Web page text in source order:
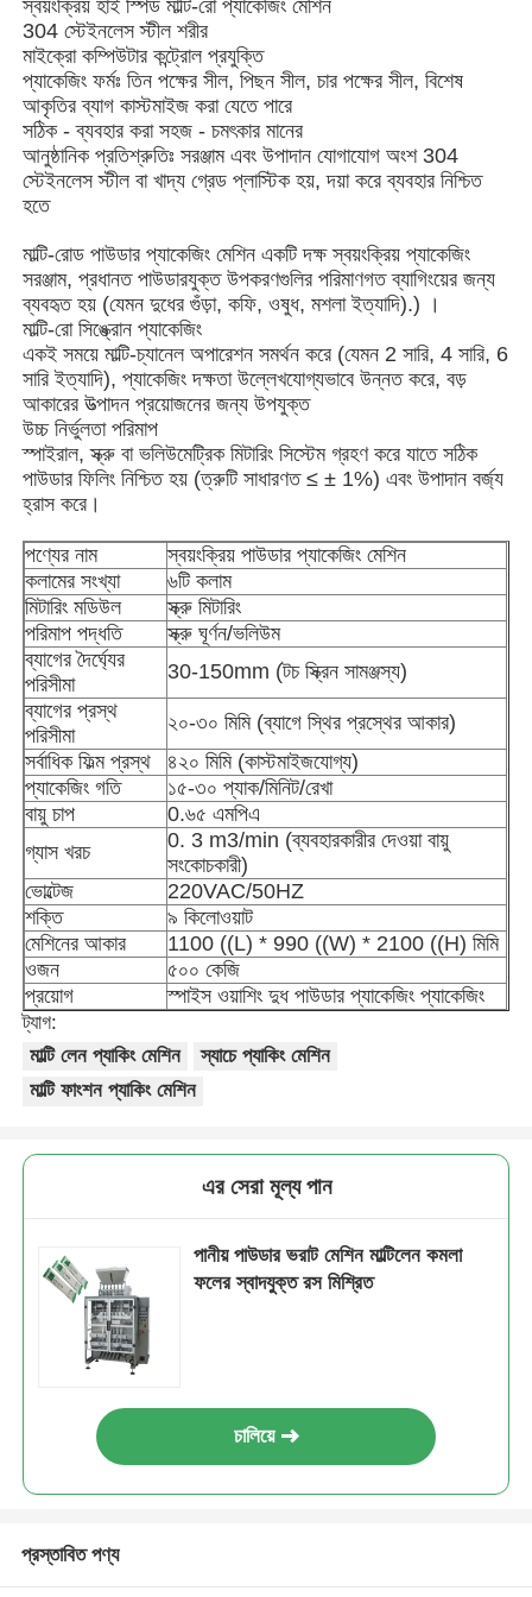
বাড়ি
পণ্য
আমাদের সম্বন্ধে
কারখানা পরিদর্শন
মান নিয়ন্ত্রণ
আমাদের সাথে যোগাযোগ করুন
খবর
মামলা
রোটারি প্যাকিং মেশিন
কার্ড গণনা যন্ত্র
প্যাকিং মেশিন
কার্টনিং মেশিন
স্বয়ংক্রিয় হাই স্পিড মাল্টি-রো প্যাকেজিং মেশিন
304 স্টেইনলেস স্টীল শরীর
মাইক্রো কম্পিউটার কন্ট্রোল প্রযুক্তি
প্যাকেজিং ফর্মঃ তিন পক্ষের সীল, পিছন সীল, চার পক্ষের সীল, বিশেষ
আকৃতির ব্যাগ কাস্টমাইজ করা যেতে পারে
সঠিক - ব্যবহার করা সহজ - চমৎকার মানের
আনুষ্ঠানিক প্রতিশ্রুতিঃ সরঞ্জাম এবং উপাদান যোগাযোগ অংশ 304
স্টেইনলেস স্টীল বা খাদ্য গ্রেড প্লাস্টিক হয়, দয়া করে ব্যবহার নিশ্চিত
হতে
মাল্টি-রোড পাউডার প্যাকেজিং মেশিন একটি দক্ষ স্বয়ংক্রিয় প্যাকেজিং
সরঞ্জাম, প্রধানত পাউডারযুক্ত উপকরণগুলির পরিমাণগত ব্যাগিংয়ের জন্য
ব্যবহৃত হয় (যেমন দুধের গুঁড়া, কফি, ওষুধ, মশলা ইত্যাদি).) ।
মাল্টি-রো সিঙ্ক্রোন প্যাকেজিং
একই সময়ে মাল্টি-চ্যানেল অপারেশন সমর্থন করে (যেমন 2 সারি, 4 সারি, 6
সারি ইত্যাদি), প্যাকেজিং দক্ষতা উল্লেখযোগ্যভাবে উন্নত করে, বড়
আকারের উত্পাদন প্রয়োজনের জন্য উপযুক্ত
উচ্চ নির্ভুলতা পরিমাপ
স্পাইরাল, স্ক্রু বা ভলিউমেট্রিক মিটারিং সিস্টেম গ্রহণ করে যাতে সঠিক
পাউডার ফিলিং নিশ্চিত হয় (ত্রুটি সাধারণত ≤ ± 1%) এবং উপাদান বর্জ্য
হ্রাস করে।
পণ্যের নাম
স্বয়ংক্রিয় পাউডার প্যাকেজিং মেশিন
কলামের সংখ্যা
৬টি কলাম
মিটারিং মডিউল
স্ক্রু মিটারিং
পরিমাপ পদ্ধতি
স্ক্রু ঘূর্ণন/ভলিউম
ব্যাগের দৈর্ঘ্যের
পরিসীমা
30-150mm (টচ স্ক্রিন সামঞ্জস্য)
ব্যাগের প্রস্থ
পরিসীমা
২০-৩০ মিমি (ব্যাগে স্থির প্রস্থের আকার)
সর্বাধিক ফিল্ম প্রস্থ
৪২০ মিমি (কাস্টমাইজযোগ্য)
প্যাকেজিং গতি
১৫-৩০ প্যাক/মিনিট/রেখা
বায়ু চাপ
0.৬৫ এমপিএ
গ্যাস খরচ
0. 3 m3/min (ব্যবহারকারীর দেওয়া বায়ু
সংকোচকারী)
ভোল্টেজ
220VAC/50HZ
শক্তি
৯ কিলোওয়াট
মেশিনের আকার
1100 ((L) * 990 ((W) * 2100 ((H) মিমি
ওজন
৫০০ কেজি
প্রয়োগ
স্পাইস ওয়াশিং দুধ পাউডার প্যাকেজিং প্যাকেজিং
ট্যাগ:
মাল্টি লেন প্যাকিং মেশিন
স্যাচে প্যাকিং মেশিন
মাল্টি ফাংশন প্যাকিং মেশিন
এর সেরা মূল্য পান
পানীয় পাউডার ভরাট মেশিন মাল্টিলেন কমলা
ফলের স্বাদযুক্ত রস মিশ্রিত
চালিয়ে
প্রস্তাবিত পণ্য